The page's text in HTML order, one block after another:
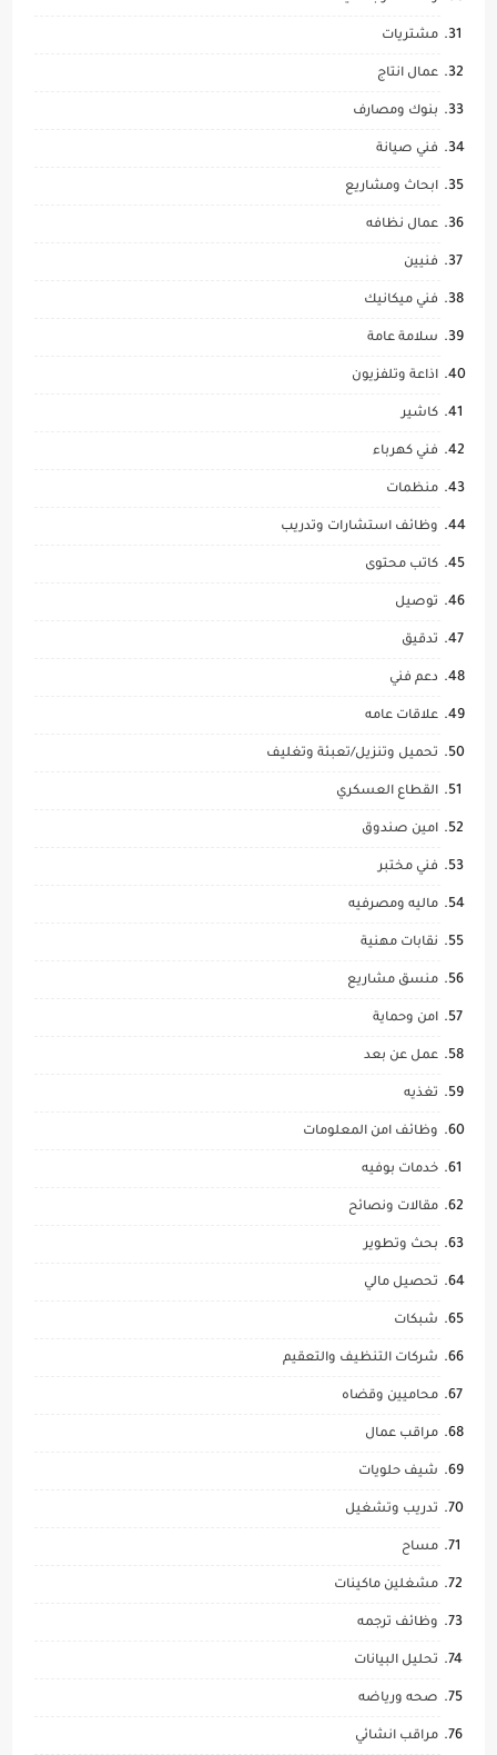
مشتريات
عمال انتاج
بنوك ومصارف
فني صيانة
ابحاث ومشاريع
عمال نظافه
فنيين
فني ميكانيك
سلامة عامة
اذاعة وتلفزيون
كاشير
فني كهرباء
منظمات
وظائف استشارات وتدريب
كاتب محتوى
توصيل
تدقيق
دعم فني
علاقات عامه
تحميل وتنزيل/تعبئة وتغليف
القطاع العسكري
امين صندوق
فني مختبر
ماليه ومصرفيه
نقابات مهنية
منسق مشاريع
امن وحماية
عمل عن بعد
تغذيه
وظائف امن المعلومات
خدمات بوفيه
مقالات ونصائح
بحث وتطوير
تحصيل مالي
شبكات
شركات التنظيف والتعقيم
محاميين وقضاه
مراقب عمال
شيف حلويات
تدريب وتشغيل
مساح
مشغلين ماكينات
وظائف ترجمه
تحليل البيانات
صحه ورياضه
مراقب انشائي